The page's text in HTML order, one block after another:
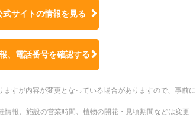
式サイトの情報を見る
、電話番号を確認する
すが内容が変更となっている場合がありますので、事前に
報、施設の営業時間、植物の開花・見頃期間などは変更